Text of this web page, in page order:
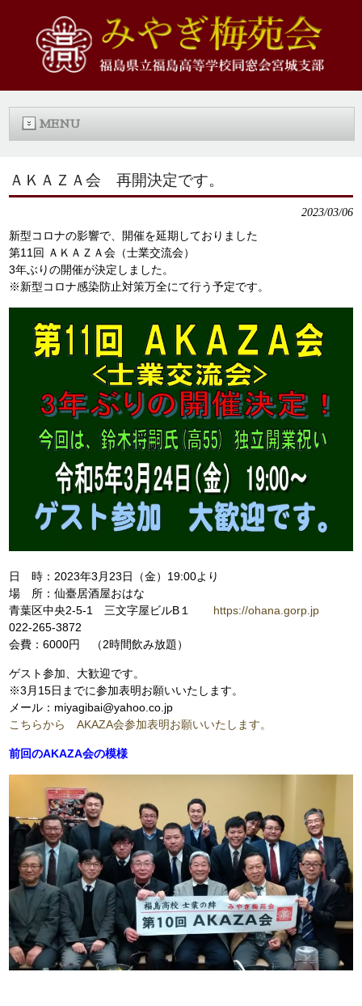
MENU
ＡＫＡＺＡ会 再開決定です。
2023/03/06
新型コロナの影響で、開催を延期しておりました
第11回 ＡＫＡＺＡ会（士業交流会）
3年ぶりの開催が決定しました。
※新型コロナ感染防止対策万全にて行う予定です。
日 時：2023年3月23日（金）19:00より
場 所：仙臺居酒屋おはな
青葉区中央2-5-1 三文字屋ビルB１ https://ohana.gorp.jp
022-265-3872
会費：6000円 （2時間飲み放題）
ゲスト参加、大歓迎です。
※3月15日までに参加表明お願いいたします。
メール：miyagibai@yahoo.co.jp
こちらから AKAZA会参加表明お願いいたします。
前回のAKAZA会の模様